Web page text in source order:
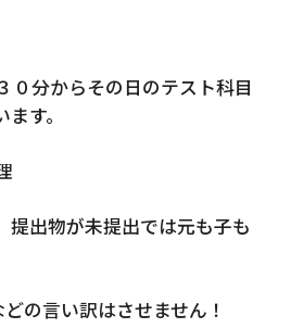
０分からその日のテスト科目
す。
提出物が未提出では元も子も
の言い訳はさせません！